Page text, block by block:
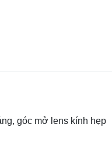
góc mở lens kính hẹp